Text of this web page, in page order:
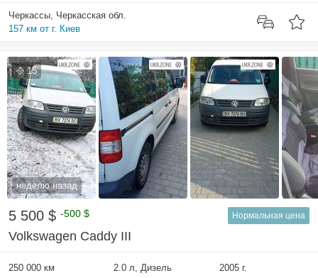
Черкассы, Черкасская обл.
157 км от г. Киев
15
неделю назад
5 500 $ -500 $ Нормальная цена
Volkswagen Caddy III
250 000 км 2.0 л, Дизель
2005 г.